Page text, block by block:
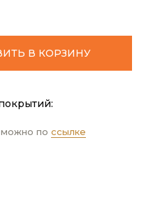
В КОРЗИНУ
по ссылке